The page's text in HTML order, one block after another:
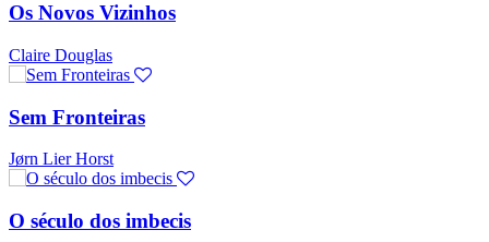
Os Novos Vizinhos
Claire Douglas
Sem Fronteiras
Jørn Lier Horst
O século dos imbecis